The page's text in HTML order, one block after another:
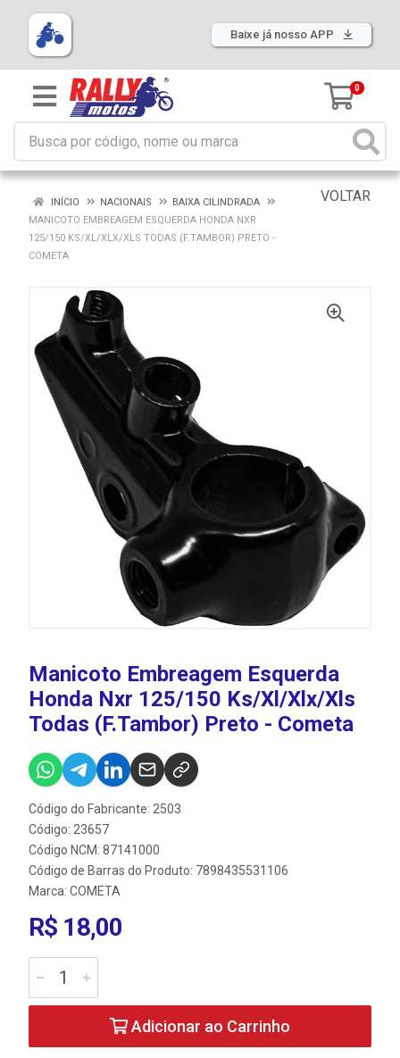
Baixe já nosso APP
0
VOLTAR
INÍCIO NACIONAIS
BAIXA CILINDRADA
MANICOTO EMBREAGEM ESQUERDA HONDA NXR
125/150 KS/XL/XLX/XLS TODAS (F.TAMBOR) PRETO -
COMETA
Manicoto Embreagem Esquerda
Honda Nxr 125/150 Ks/Xl/Xlx/Xls
Todas (F.Tambor) Preto - Cometa
Código do Fabricante: 2503
Código: 23657
Código NCM: 87141000
Código de Barras do Produto: 7898435531106
Marca: COMETA
R$ 18,00
Adicionar ao Carrinho